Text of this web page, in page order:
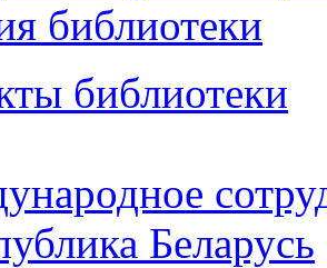
библиотеки
библиотеки
Беларусь